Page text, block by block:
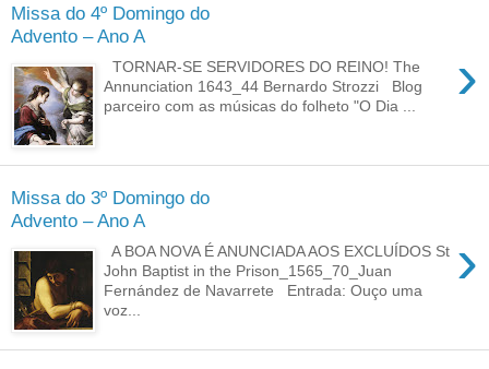
Missa do 4º Domingo do
Advento – Ano A
›
TORNAR-SE SERVIDORES DO REINO! The
Annunciation 1643_44 Bernardo Strozzi Blog
parceiro com as músicas do folheto "O Dia ...
Missa do 3º Domingo do
Advento – Ano A
›
A BOA NOVA É ANUNCIADA AOS EXCLUÍDOS St
John Baptist in the Prison_1565_70_Juan
Fernández de Navarrete Entrada: Ouço uma
voz...